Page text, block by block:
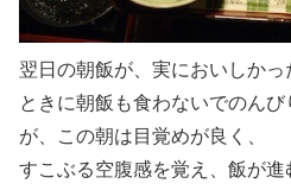
翌日の朝飯が、実においしかっ
ときに朝飯も食わないでのん
が、この朝は目覚めが良く、
すこぶる空腹感を覚え、飯が進